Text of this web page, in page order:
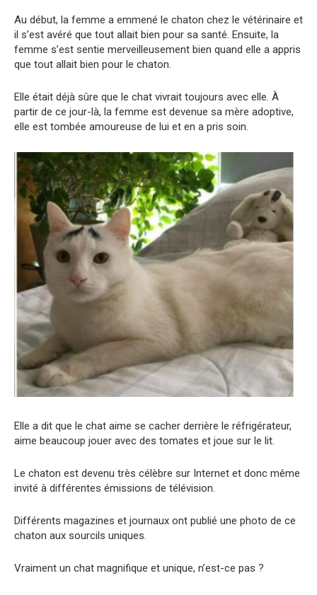
Au début, la femme a emmené le chaton chez le vétérinaire et
il s’est avéré que tout allait bien pour sa santé. Ensuite, la
femme s’est sentie merveilleusement bien quand elle a appris
que tout allait bien pour le chaton.
Elle était déjà sûre que le chat vivrait toujours avec elle. À
partir de ce jour-là, la femme est devenue sa mère adoptive,
elle est tombée amoureuse de lui et en a pris soin.
Elle a dit que le chat aime se cacher derrière le réfrigérateur,
aime beaucoup jouer avec des tomates et joue sur le lit.
Le chaton est devenu très célèbre sur Internet et donc même
invité à différentes émissions de télévision.
Différents magazines et journaux ont publié une photo de ce
chaton aux sourcils uniques.
Vraiment un chat magnifique et unique, n’est-ce pas ?